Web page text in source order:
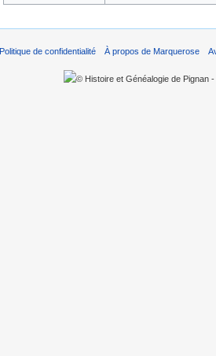
Politique de confidentialité À propos de Marquerose